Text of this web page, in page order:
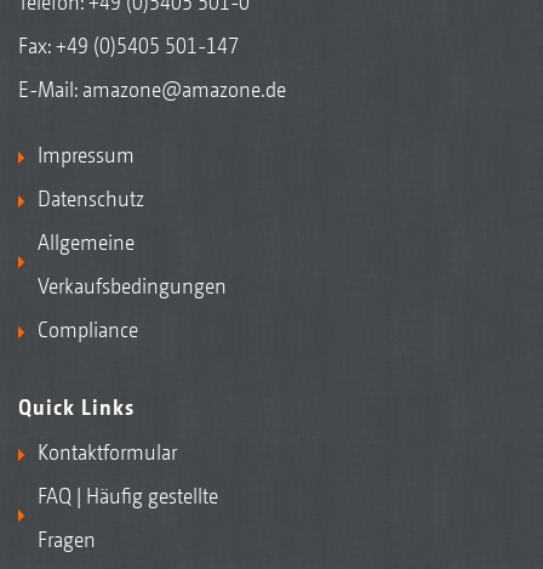
Fax: +49 (0)5405 501-147
E-Mail: amazone@amazone.de
Impressum
Datenschutz
Allgemeine
Verkaufsbedingungen
Compliance
Quick Links
Kontaktformular
FAQ | Häufig gestellte
Fragen